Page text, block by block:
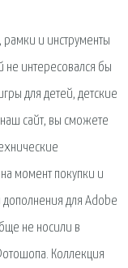
и инструменты
не интересовался бы
для детей, детские
сайт, вы сможете
момент покупки и
дополнения для Adobe
не носили в
Коллекция